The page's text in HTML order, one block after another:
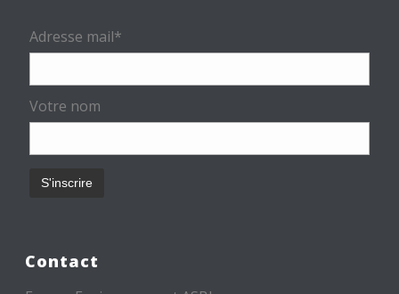
Adresse mail*
Votre nom
Contact